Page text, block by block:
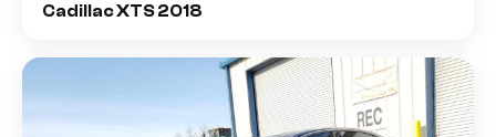
Cadillac XTS 2018